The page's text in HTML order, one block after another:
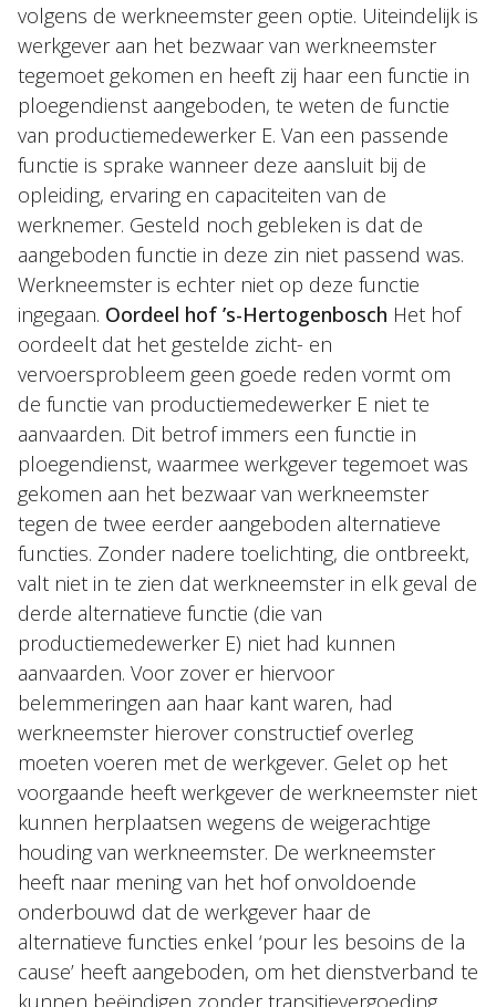
volgens de werkneemster geen optie. Uiteindelijk is
werkgever aan het bezwaar van werkneemster
tegemoet gekomen en heeft zij haar een functie in
ploegendienst aangeboden, te weten de functie
van productiemedewerker E. Van een passende
functie is sprake wanneer deze aansluit bij de
opleiding, ervaring en capaciteiten van de
werknemer. Gesteld noch gebleken is dat de
aangeboden functie in deze zin niet passend was.
Werkneemster is echter niet op deze functie
ingegaan. Oordeel hof ’s-Hertogenbosch Het hof
oordeelt dat het gestelde zicht- en
vervoersprobleem geen goede reden vormt om
de functie van productiemedewerker E niet te
aanvaarden. Dit betrof immers een functie in
ploegendienst, waarmee werkgever tegemoet was
gekomen aan het bezwaar van werkneemster
tegen de twee eerder aangeboden alternatieve
functies. Zonder nadere toelichting, die ontbreekt,
valt niet in te zien dat werkneemster in elk geval de
derde alternatieve functie (die van
productiemedewerker E) niet had kunnen
aanvaarden. Voor zover er hiervoor
belemmeringen aan haar kant waren, had
werkneemster hierover constructief overleg
moeten voeren met de werkgever. Gelet op het
voorgaande heeft werkgever de werkneemster niet
kunnen herplaatsen wegens de weigerachtige
houding van werkneemster. De werkneemster
heeft naar mening van het hof onvoldoende
onderbouwd dat de werkgever haar de
alternatieve functies enkel ‘pour les besoins de la
cause’ heeft aangeboden, om het dienstverband te
kunnen beëindigen zonder transitievergoeding.